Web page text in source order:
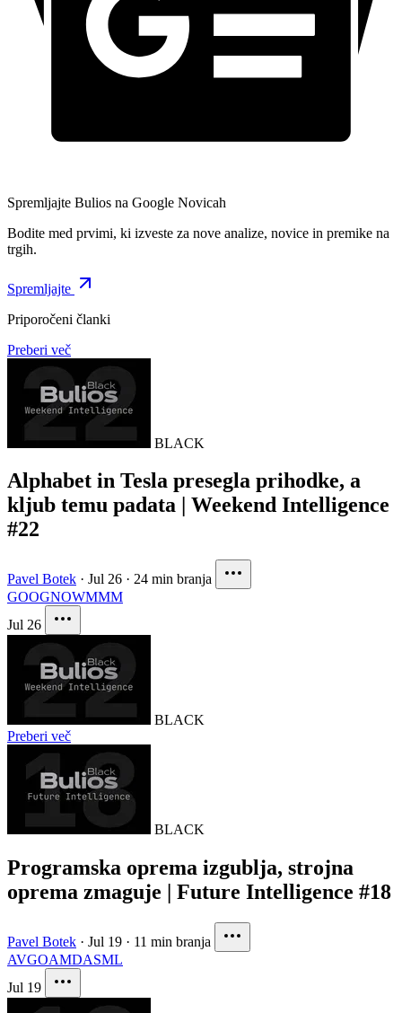
Spremljajte Bulios na Google Novicah
Bodite med prvimi, ki izveste za nove analize, novice in premike na
trgih.
Spremljajte
Priporočeni članki
Preberi več
BLACK
Alphabet in Tesla presegla prihodke, a
kljub temu padata | Weekend Intelligence
#22
Pavel Botek · Jul 26 · 24 min branja
GOOGNOWMMM
Jul 26
BLACK
Preberi več
BLACK
Programska oprema izgublja, strojna
oprema zmaguje | Future Intelligence #18
Pavel Botek · Jul 19 · 11 min branja
AVGOAMDASML
Jul 19